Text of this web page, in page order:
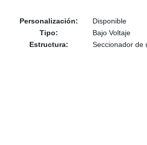
Personalización:
Disponible
Tipo:
Bajo Voltaje
Estructura:
Seccionador de